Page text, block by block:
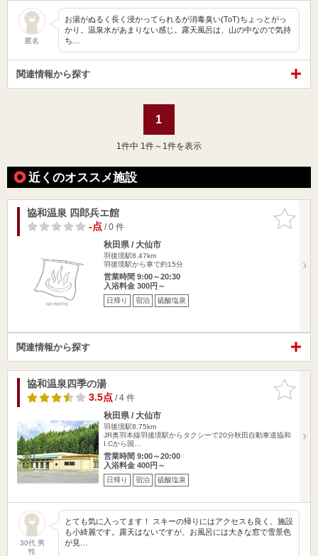
匿名
お湯がぬるく長く浸かってられるが消毒臭い(ToT)ちょっとがっ
かり。温泉水があまりない感じ。露天風呂は、山の中なので気持
ち…
関連情報から探す
1
1 件中 1件～1件を表示
近くのオススメ施設
お気に入
りに追加
協和温泉 四郎兵エ館
-点/ 0 件
秋田県 / 大仙市
羽後境駅8.47km
羽後境駅から車で約15分
営業時間 9:00～20:30
入浴料金 300円～
日帰り 宿泊 硫酸塩泉
関連情報から探す
お気に入
りに追加
協和温泉四季の湯
3.5点/ 4 件
秋田県 / 大仙市
羽後境駅8.75km
JR奥羽本線羽後境駅からタクシーで20分秋田自動車道協和
I.Cから国…
営業時間 9:00～20:00
入浴料金 400円～
日帰り 宿泊 硫酸塩泉
30代 男
性
とても気に入ってます！ スキーの帰りにはアクセスも良く、施設
も小綺麗です。露天はないですが、お風呂には大きな窓で雪景色
が見…